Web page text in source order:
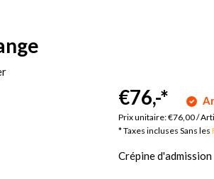
€76,-*
Prix unitaire:€76,00/
* Taxes incluses Sans les
Crépine